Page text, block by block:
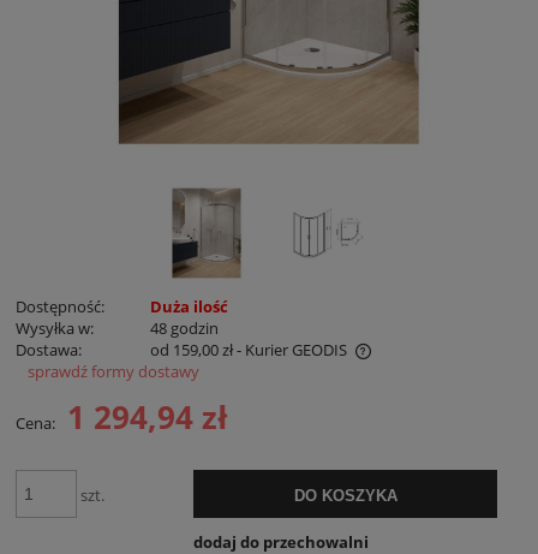
Dostępność:
Duża ilość
Wysyłka w:
48 godzin
Dostawa:
od 159,00 zł- Kurier GEODIS
Cena nie zawiera ewentualnych kosztów płatności
sprawdź formy dostawy
Cena: 1 294,94 zł
szt. DO KOSZYKA
dodaj do przechowalni